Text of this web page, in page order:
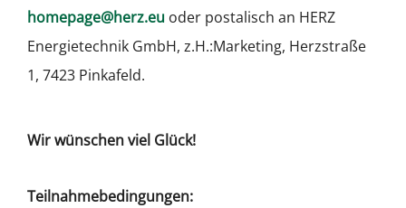
homepage@herz.eu oder postalisch an HERZ
Energietechnik GmbH, z.H.:Marketing, Herzstraße
1, 7423 Pinkafeld.
Wir wünschen viel Glück!
Teilnahmebedingungen: